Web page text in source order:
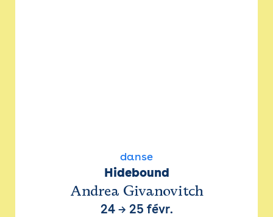
danse
Hidebound
Andrea Givanovitch
24→ 25 févr.